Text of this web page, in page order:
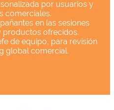
por usuarios y
comerciales.
en las sesiones
productos ofrecidos.
de equipo, para revisión
global comercial.